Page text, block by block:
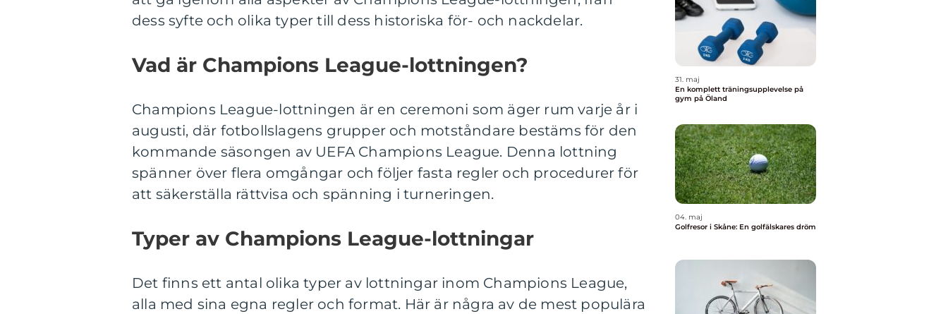
dess syfte och olika typer till dess historiska för- och nackdelar.
Vad är Champions League-lottningen?
Champions League-lottningen är en ceremoni som äger rum varje år i
augusti, där fotbollslagens grupper och motståndare bestäms för den
kommande säsongen av UEFA Champions League. Denna lottning
spänner över flera omgångar och följer fasta regler och procedurer för
att säkerställa rättvisa och spänning i turneringen.
Typer av Champions League-lottningar
Det finns ett antal olika typer av lottningar inom Champions League,
alla med sina egna regler och format. Här är några av de mest populära
31. maj
En komplett träningsupplevelse på
gym på Öland
04. maj
Golfresor i Skåne: En golfälskares dröm